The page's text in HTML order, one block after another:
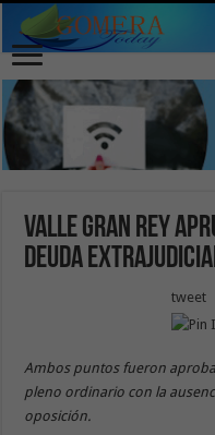
Valle Gran Rey
deuda
tweet
Ambos puntos fueron
pleno ordinario con la
oposición.